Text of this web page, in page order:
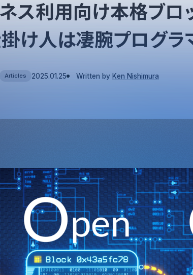
ス利用向け本格ブロ
掛け人は凄腕プログラ
Articles 2025.01.25 Written by Ken Nishimura